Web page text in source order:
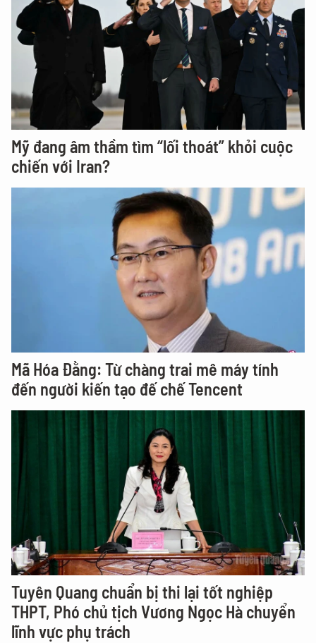
Mỹ đang âm thầm tìm “lối thoát” khỏi cuộc
chiến với Iran?
Mã Hóa Đằng: Từ chàng trai mê máy tính
đến người kiến tạo đế chế Tencent
Tuyên Quang chuẩn bị thi lại tốt nghiệp
THPT, Phó chủ tịch Vương Ngọc Hà chuyển
lĩnh vực phụ trách